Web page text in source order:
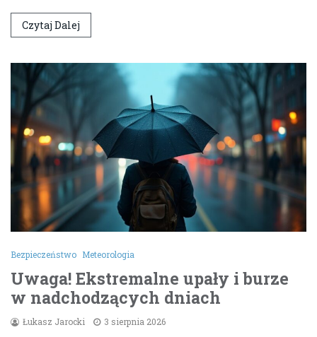
Czytaj Dalej
Bezpieczeństwo Meteorologia
Uwaga! Ekstremalne upały i burze
w nadchodzących dniach
Łukasz Jarocki 3 sierpnia 2026